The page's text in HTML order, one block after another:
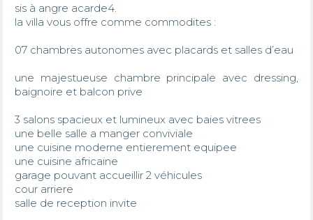
sis à angre acarde4.
la villa vous offre comme commodites :
07 chambres autonomes avec placards et salles d’eau
une majestueuse chambre principale avec dressing,
baignoire et balcon prive
3 salons spacieux et lumineux avec baies vitrees
une belle salle a manger conviviale
une cuisine moderne entierement equipee
une cuisine africaine
garage pouvant accueillir 2 véhicules
cour arriere
salle de reception invite